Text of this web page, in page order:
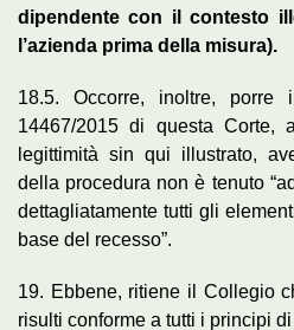
dipendente con il contesto
l’azienda prima della misura).
18.5. Occorre, inoltre,
14467/2015 di questa Corte,
legittimità sin qui illustrato,
della procedura non è tenuto
dettagliatamente tutti gli
base del recesso”.
19. Ebbene, ritiene il Collegio
risulti conforme a tutti i principi